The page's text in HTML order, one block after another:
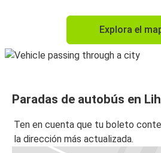
Explora el
Paradas de autobús en
Ten en cuenta que tu boleto
la dirección más actualizada.